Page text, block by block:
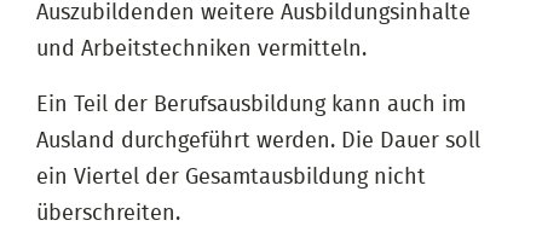
Auszubildenden weitere Ausbildungsinhalte
und Arbeitstechniken vermitteln.
Ein Teil der Berufsausbildung kann auch im
Ausland durchgeführt werden. Die Dauer soll
ein Viertel der Gesamtausbildung nicht
überschreiten.